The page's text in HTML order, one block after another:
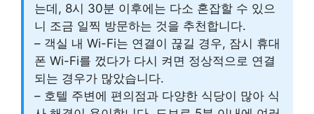
는데, 8시 30분 이후에는 다소 혼잡할 수 있으
니 조금 일찍 방문하는 것을 추천합니다.
– 객실 내 Wi-Fi는 연결이 끊길 경우, 잠시 휴대
폰 Wi-Fi를 껐다가 다시 켜면 정상적으로 연결
되는 경우가 많았습니다.
– 호텔 주변에 편의점과 다양한 식당이 많아 식